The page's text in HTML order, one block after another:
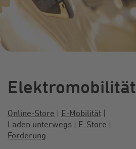
Elektromobilität
Online-Store E-Mobilität
Laden unterwegs
E-Store
Förderung